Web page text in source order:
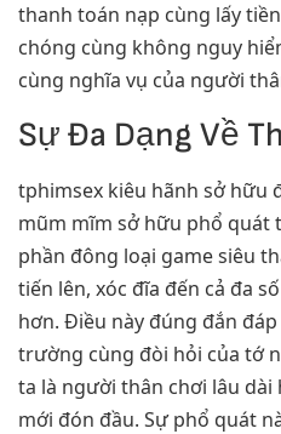
thanh toán nạp cùng lấy
chóng cùng không nguy
cùng nghĩa vụ của người
Sự Đa Dạng Về
tphimsex kiêu hãnh sở hữu
mũm mĩm sở hữu phổ quát
phần đông loại game siêu
tiến lên, xóc đĩa đến cả đa
hơn. Điều này đúng đắn
trường cùng đòi hỏi của tớ
ta là người thân chơi lâu
mới đón đầu. Sự phổ quát